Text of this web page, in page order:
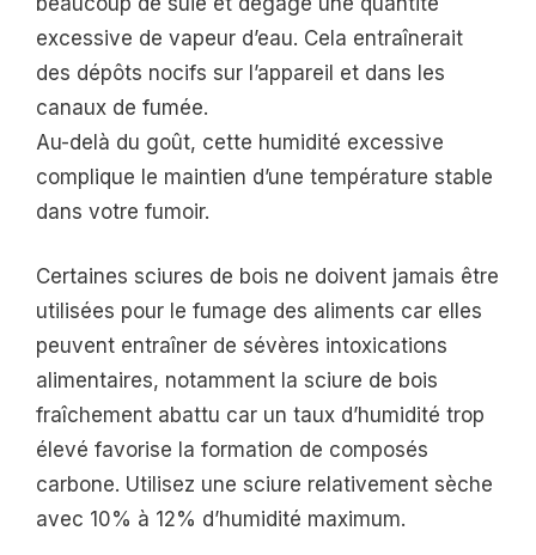
excessive de vapeur d’eau. Cela entraînerait
des dépôts nocifs sur l’appareil et dans les
canaux de fumée.
Au-delà du goût, cette humidité excessive
complique le maintien d’une température stable
dans votre fumoir.
Certaines sciures de bois ne doivent jamais être
utilisées pour le fumage des aliments car elles
peuvent entraîner de sévères intoxications
alimentaires, notamment la sciure de bois
fraîchement abattu car un taux d’humidité trop
élevé favorise la formation de composés
carbone. Utilisez une sciure relativement sèche
avec 10% à 12% d’humidité maximum.